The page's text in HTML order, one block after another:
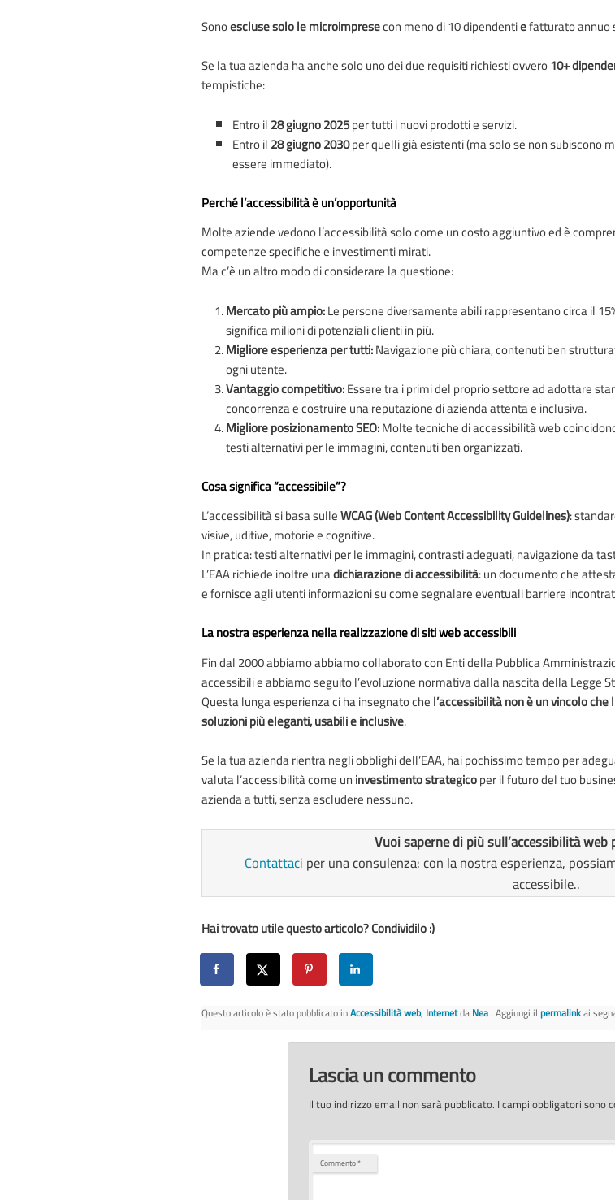
Sonoescluse solo le microimpresecon meno di 10 dipendentiefatturato annuo
Se la tua azienda ha anche solo uno dei due requisiti richiesti ovvero10+
tempistiche:
Entro il28 giugno 2025per tutti i nuovi prodotti e servizi.
Entro il28 giugno 2030per quelli già esistenti (ma solo se non subiscono
essere immediato).
Perché l’accessibilità è un’opportunità
Molte aziende vedono l’accessibilità solo come un costo aggiuntivo ed è
competenze specifiche e investimenti mirati.
Ma c’è un altro modo di considerare la questione:
Mercato più ampio:Le persone diversamente abili rappresentano circa il
significa milioni di potenziali clienti in più.
Migliore esperienza per tutti:Navigazione più chiara, contenuti ben
ogni utente.
Vantaggio competitivo:Essere tra i primi del proprio settore ad adottare
concorrenza e costruire una reputazione di azienda attenta e inclusiva.
Migliore posizionamento SEO:Molte tecniche di accessibilità web
testi alternativi per le immagini, contenuti ben organizzati.
Cosa significa “accessibile”?
L’accessibilità si basa sulleWCAG (Web Content Accessibility Guidelines):
visive, uditive, motorie e cognitive.
In pratica: testi alternativi per le immagini, contrasti adeguati, navigazione da
L’EAA richiede inoltre unadichiarazione di accessibilità: un documento che
e fornisce agli utenti informazioni su come segnalare eventuali barriere
La nostra esperienza nella realizzazione di siti web accessibili
Fin dal 2000 abbiamo abbiamo collaborato con Enti della Pubblica
accessibili e abbiamo seguito l’evoluzione normativa dalla nascita della Legge
Questa lunga esperienza ci ha insegnato chel’accessibilità non è un vincolo
soluzioni più eleganti, usabili e inclusive.
Se la tua azienda rientra negli obblighi dell’EAA, hai pochissimo tempo per
valuta l’accessibilità come uninvestimento strategicoper il futuro del tuo
azienda a tutti, senza escludere nessuno.
Vuoi saperne di più sull’accessibilità web
Contattaci per una consulenza: con la nostra esperienza,
accessibile..
Hai trovato utile questo articolo? Condividilo :)
Questo articolo è stato pubblicato inAccessibilità web, InternetdaNea. Aggiungi ilpermalinkai
Lascia un commento
Il tuo indirizzo email non sarà pubblicato. I campi obbligatori sono
Commento*